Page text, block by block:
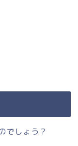
でしょう？